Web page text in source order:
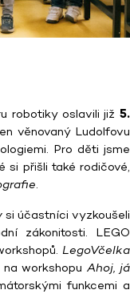
robotiky oslavili již 5.
věnovaný Ludolfovu
Pro děti jsme
si přišli také rodičové,
.
si účastníci vyzkoušeli
zákonitosti. LEGO
LegoVčelka
workshopu Ahoj, já
funkcemi a